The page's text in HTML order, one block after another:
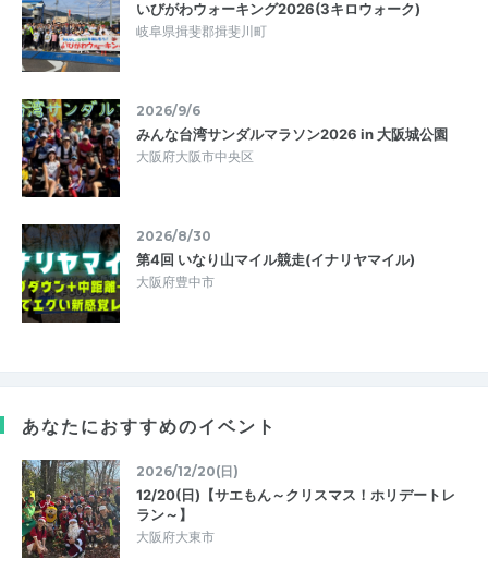
いびがわウォーキング2026(3キロウォーク)
岐阜県揖斐郡揖斐川町
2026/9/6
みんな台湾サンダルマラソン2026 in 大阪城公園
大阪府大阪市中央区
2026/8/30
第4回 いなり山マイル競走(イナリヤマイル)
大阪府豊中市
あなたにおすすめのイベント
2026/12/20(日)
12/20(日)【サエもん～クリスマス！ホリデートレ
ラン～】
大阪府大東市